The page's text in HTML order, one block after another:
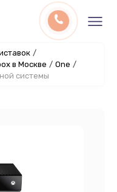
/
в Москве / One /
системы